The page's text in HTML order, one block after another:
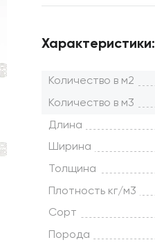
Характеристики:
Количество в м2
Количество в м3
Длина
Ширина
Толщина
Плотность кг/м3
Сорт
Порода